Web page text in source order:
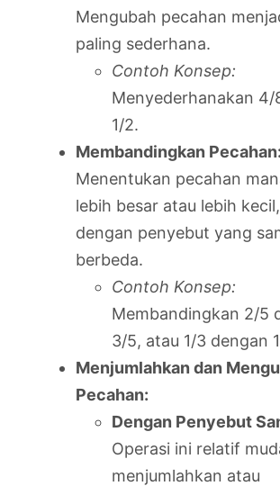
Mengubah pecahan
paling sederhana.
Contoh Konsep:
Menyederhanakan 4/
1/2.
Membandingkan Pecahan:
Menentukan pecahan
lebih besar atau lebih
dengan penyebut yang
berbeda.
Contoh Konsep:
Membandingkan 2/5
3/5, atau 1/3 dengan
Menjumlahkan dan
Pecahan:
Dengan Penyebut
Operasi ini relatif
menjumlahkan atau